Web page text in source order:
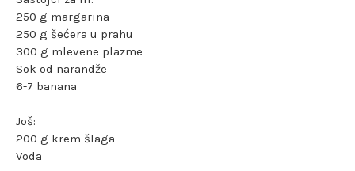
250 g margarina
250 g šećera u prahu
300 g mlevene plazme
Sok od narandže
6-7 banana
Još:
200 g krem šlaga
Voda